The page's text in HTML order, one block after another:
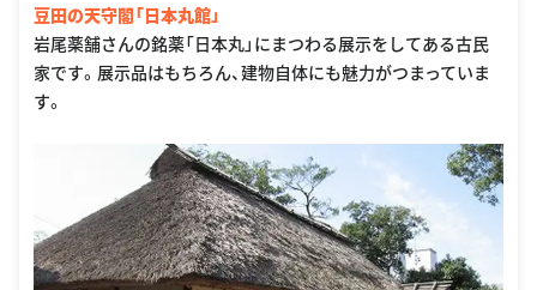
豆田の天守閣「日本丸館」
岩尾薬舗さんの銘薬「日本丸」にまつわる展示をしてある古民
家です。展示品はもちろん、建物自体にも魅力がつまっていま
す。